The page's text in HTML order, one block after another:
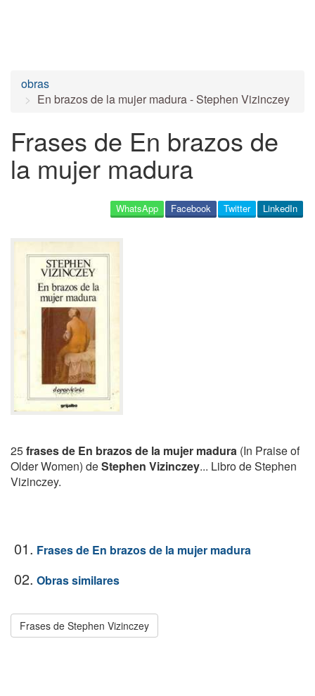
obras
En brazos de la mujer madura - Stephen Vizinczey
Frases de En brazos de
la mujer madura
LinkedIn
Twitter
Facebook
WhatsApp
25frases de En brazos de la mujer madura (In Praise of
Older Women) deStephen Vizinczey... Libro de Stephen
Vizinczey.
01. Frases de En brazos de la mujer madura
02. Obras similares
Frases de Stephen Vizinczey